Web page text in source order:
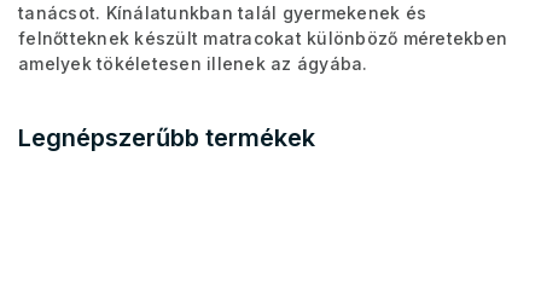
tanácsot. Kínálatunkban talál gyermekenek és
felnőtteknek készült matracokat különböző méretekben
amelyek tökéletesen illenek az ágyába.
Legnépszerűbb termékek